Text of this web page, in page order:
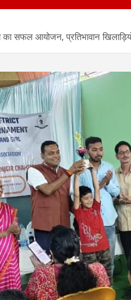
सफल आयोजन, प्रतिभावान